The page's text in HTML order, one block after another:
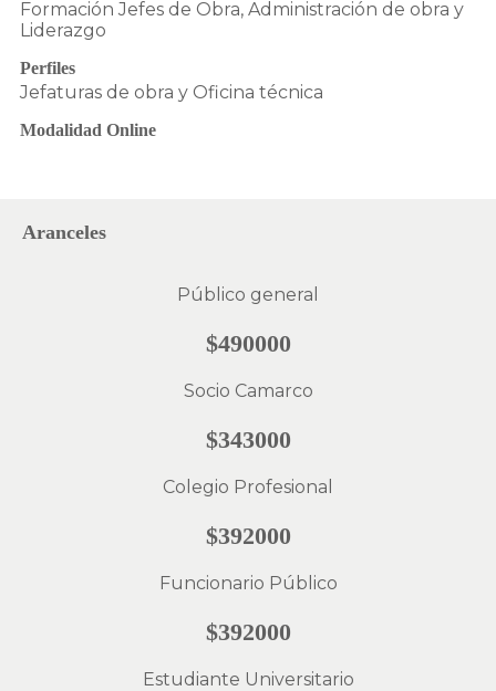
Formación Jefes de Obra, Administración de obra y
Liderazgo
Perfiles
Jefaturas de obra y Oficina técnica
Modalidad Online
Aranceles
Público general
$490000
Socio Camarco
$343000
Colegio Profesional
$392000
Funcionario Público
$392000
Estudiante Universitario